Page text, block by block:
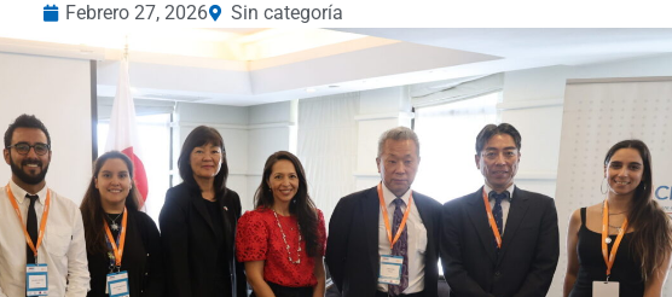
Febrero 27, 2026 Sin categoría